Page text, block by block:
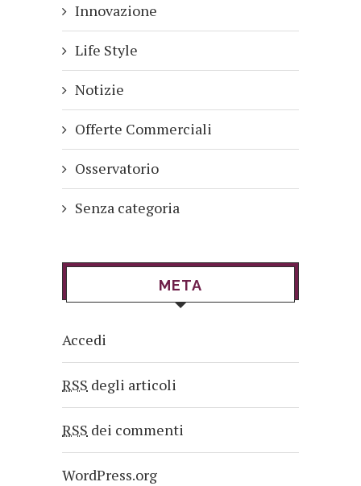
Innovazione
Life Style
Notizie
Offerte Commerciali
Osservatorio
Senza categoria
META
Accedi
RSS degli articoli
RSS dei commenti
WordPress.org